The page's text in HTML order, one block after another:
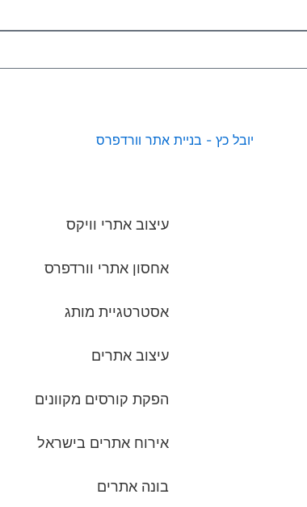
עיצוב אתרי וויקס
אחסון אתרי וורדפרס
אסטרטגיית מותג
עיצוב אתרים
הפקת קורסים מקוונים
אירוח אתרים בישראל
בונה אתרים